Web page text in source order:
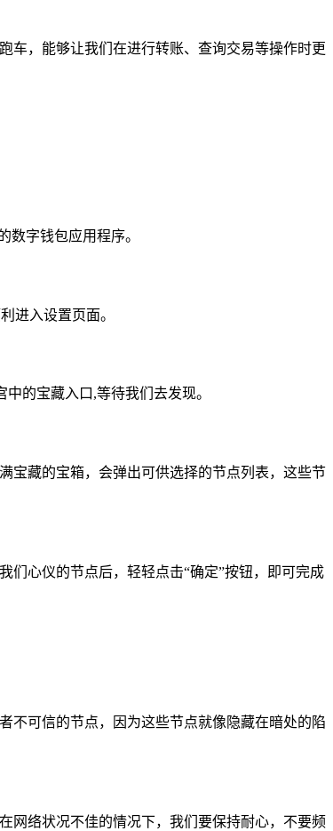
车，能够让我们在进行转账、查询交易等操作时更
数字钱包应用程序。
进入设置页面。
的宝藏入口,等待我们去发现。
宝藏的宝箱，会弹出可供选择的节点列表，这些节
们心仪的节点后，轻轻点击“确定”按钮，即可完成
不可信的节点，因为这些节点就像隐藏在暗处的陷
网络状况不佳的情况下，我们要保持耐心，不要频